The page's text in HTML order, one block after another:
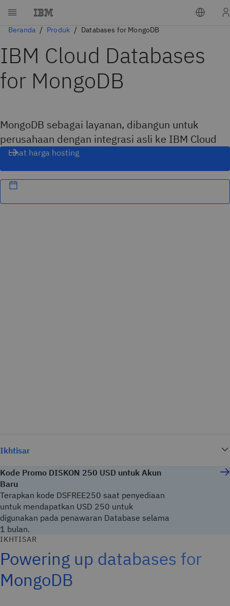
Beranda Produk Databases for MongoDB
IBM Cloud Databases
for MongoDB
MongoDB sebagai layanan, dibangun untuk
perusahaan dengan integrasi asli ke IBM Cloud
Lihat harga hosting
Ikhtisar
Kode Promo DISKON 250 USD untuk Akun
Baru
Terapkan kode DSFREE250 saat penyediaan
untuk mendapatkan USD 250 untuk
digunakan pada penawaran Database selama
1 bulan.
IKHTISAR
Powering up databases for
MongoDB